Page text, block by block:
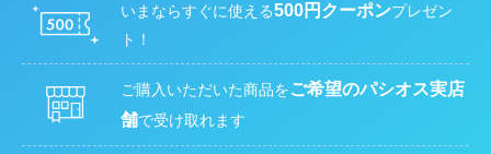
いまならすぐに使える500円クーポンプレゼン
ト！
ご購入いただいた商品をご希望のパシオス実店
舗で受け取れます